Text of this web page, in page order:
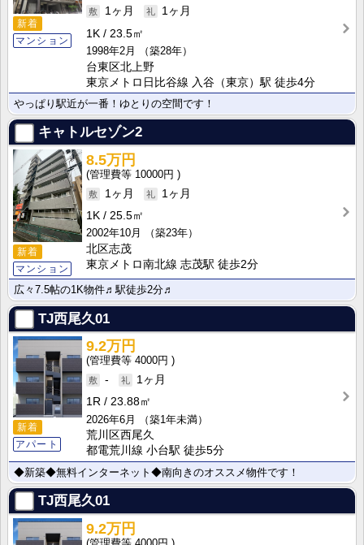
新着
マンション
1ヶ月
1ヶ月
1K
23.5㎡
1998年2月
（築28年）
台東区北上野
東京メトロ日比谷線 入谷（東京）駅 徒歩4分
やっぱり駅近が一番！ゆとりの空間です！
キャトルセゾン2
新着
マンション
8.5万円
10000円
1ヶ月
1ヶ月
1K
25.5㎡
2002年10月
（築23年）
北区志茂
東京メトロ南北線 志茂駅 徒歩2分
広々7.5帖の1K物件♬駅徒歩2分♬
TJ西尾久01
新着
アパート
9.2万円
4000円
-
1ヶ月
1R
23.88㎡
2026年6月
（築1年未満）
荒川区西尾久
都電荒川線 小台駅 徒歩5分
◆新築◆無料インターネット◆南向きのオススメ物件です！
TJ西尾久01
9.2万円